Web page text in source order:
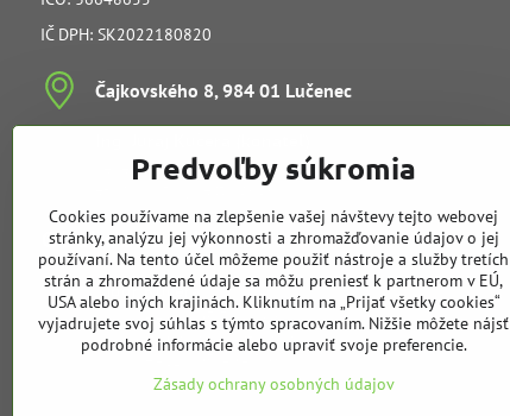
IČ DPH: SK2022180820
Čajkovského 8, 984 01 Lučenec
vedenie spoločnosti
info@vectorsk.sk
Obchodné oddelenie
Tibor Kučera
mobil:+421 905 729 968
e-mail:t.kucera@vectorsk.sk
Predvoľby súkromia
Cookies používame na zlepšenie vašej návštevy tejto webovej
stránky, analýzu jej výkonnosti a zhromažďovanie údajov o jej
používaní. Na tento účel môžeme použiť nástroje a služby tretích
strán a zhromaždené údaje sa môžu preniesť k partnerom v EÚ,
USA alebo iných krajinách. Kliknutím na „Prijať všetky cookies“
vyjadrujete svoj súhlas s týmto spracovaním. Nižšie môžete nájsť
podrobné informácie alebo upraviť svoje preferencie.
Zásady ochrany osobných údajov